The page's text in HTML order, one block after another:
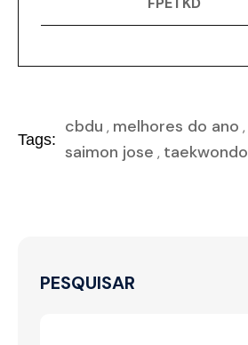
Tags:
cbdu , melhores do ano ,
saimon jose , taekwondo
PESQUISAR